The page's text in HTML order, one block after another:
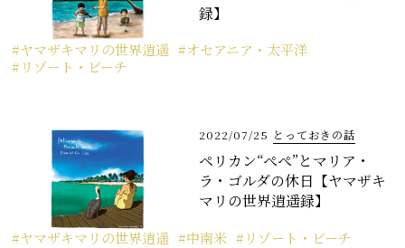
録】
ヤマザキマリの世界逍遥
オセアニア・太平洋
リゾート・ビーチ
2022/07/25 とっておきの話
ペリカン“ぺぺ”とマリア・
ラ・ゴルダの休日【ヤマザキ
マリの世界逍遥録】
ヤマザキマリの世界逍遥 中南米 リゾート・ビーチ